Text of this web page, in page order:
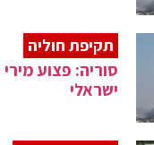
תקיפת חוליה
סוריה: פצוע
ישראלי